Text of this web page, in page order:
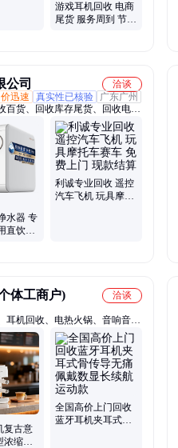
游戏耳机回收 电商
尾货 服务周到 节能
公司
洽谈
迅速 真实性已核验
广东广州
货、回收库存尾货、回收电商
箱包、回收灯具、回收宠物用
回收五金工具、回收蓝牙耳机、
充电器数据线、回收充电宝移动
回收亚马逊尾货、整厂回收、回
动工具
水器 专
直饮厨
利诚专业回收 遥控
汽车飞机 玩具摩托
体工商户)
洽谈
耳机回收、电热火锅、音响音
接口数据线
复古意
浓缩半
全国高价上门回收
蓝牙耳机夹耳式骨